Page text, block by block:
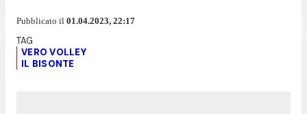
Pubblicato il 01.04.2023, 22:17
VERO VOLLEY
IL BISONTE